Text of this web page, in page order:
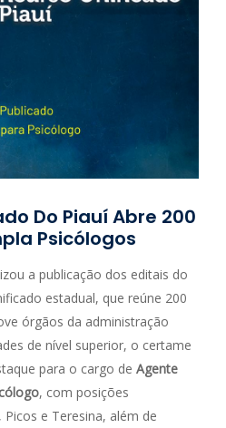
Do Piauí Abre 200
Psicólogos
a publicação dos editais do
estadual, que reúne 200
órgãos da administração
de nível superior, o certame
para o cargo de Agente
, com posições
e Teresina, além de